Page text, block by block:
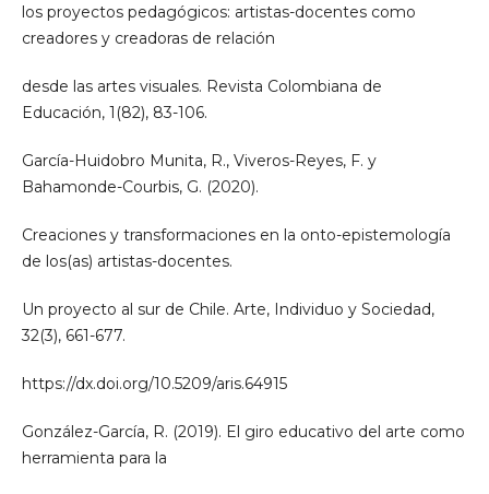
los proyectos pedagógicos: artistas-docentes como
creadores y creadoras de relación
desde las artes visuales. Revista Colombiana de
Educación, 1(82), 83-106.
García-Huidobro Munita, R., Viveros-Reyes, F. y
Bahamonde-Courbis, G. (2020).
Creaciones y transformaciones en la onto-epistemología
de los(as) artistas-docentes.
Un proyecto al sur de Chile. Arte, Individuo y Sociedad,
32(3), 661-677.
https://dx.doi.org/10.5209/aris.64915
González-García, R. (2019). El giro educativo del arte como
herramienta para la